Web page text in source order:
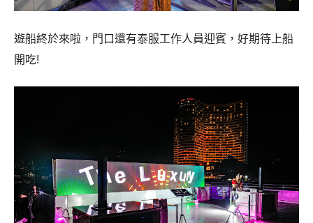
遊船終於來啦，門口還有泰服工作人員迎賓，好期待上船
開吃!